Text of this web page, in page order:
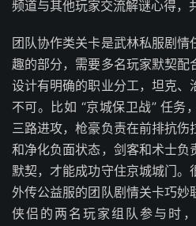
频道与其他玩家交流解谜心得，
团队协作类关卡是武林私服剧
趣的部分，需要多名玩家默契配
设计有明确的职业分工，坦克、
不可。比如 “京城保卫战” 任务
三路进攻，枪豪负责在前排抗伤
和净化负面状态，剑客和术士负
默契，才能成功守住京城城门
外传公益服的团队剧情关卡巧妙
侠侣的两名玩家组队参与时